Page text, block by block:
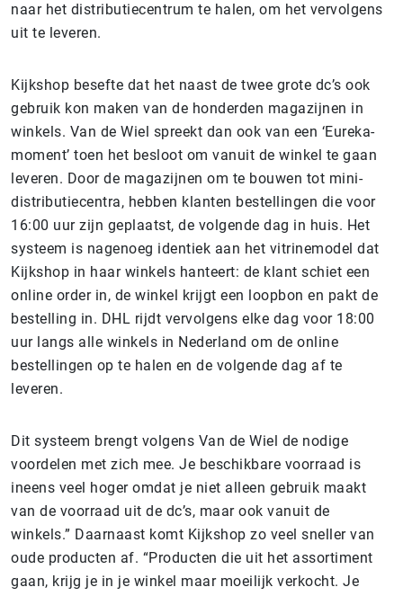
naar het distributiecentrum te halen, om het vervolgens
uit te leveren.
Kijkshop besefte dat het naast de twee grote dc’s ook
gebruik kon maken van de honderden magazijnen in
winkels. Van de Wiel spreekt dan ook van een ‘Eureka-
moment’ toen het besloot om vanuit de winkel te gaan
leveren. Door de magazijnen om te bouwen tot mini-
distributiecentra, hebben klanten bestellingen die voor
16:00 uur zijn geplaatst, de volgende dag in huis. Het
systeem is nagenoeg identiek aan het vitrinemodel dat
Kijkshop in haar winkels hanteert: de klant schiet een
online order in, de winkel krijgt een loopbon en pakt de
bestelling in. DHL rijdt vervolgens elke dag voor 18:00
uur langs alle winkels in Nederland om de online
bestellingen op te halen en de volgende dag af te
leveren.
Dit systeem brengt volgens Van de Wiel de nodige
voordelen met zich mee. Je beschikbare voorraad is
ineens veel hoger omdat je niet alleen gebruik maakt
van de voorraad uit de dc’s, maar ook vanuit de
winkels.” Daarnaast komt Kijkshop zo veel sneller van
oude producten af. “Producten die uit het assortiment
gaan, krijg je in je winkel maar moeilijk verkocht. Je